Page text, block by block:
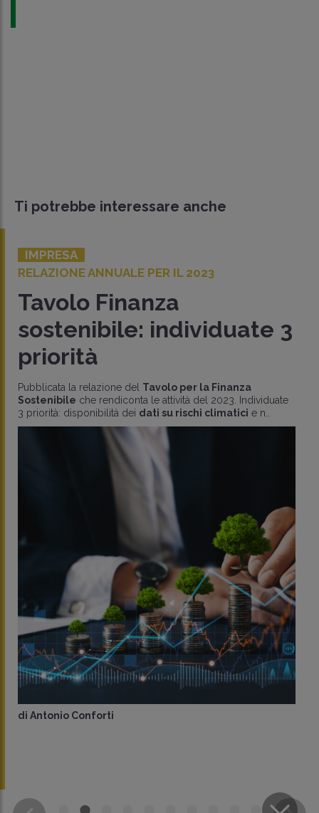
CONDIVIDI
Ti potrebbe interessare anche
IMPRESA
RELAZIONE ANNUALE PER IL 2023
Tavolo Finanza
sostenibile: individuate 3
priorità
Pubblicata la relazione del Tavolo per la Finanza
Sostenibile che rendiconta le attività del 2023. Individuate
3 priorità: disponibilità dei dati su rischi climatici e n..
di Antonio Conforti